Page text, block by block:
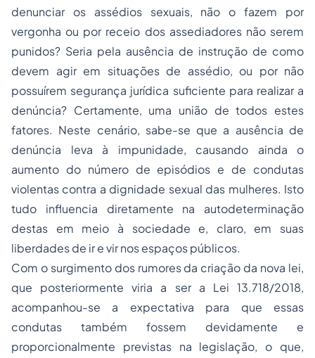
denunciar os assédios sexuais, não o fazem por
vergonha ou por receio dos assediadores não serem
punidos? Seria pela ausência de instrução de como
devem agir em situações de assédio, ou por não
possuírem segurança jurídica suficiente para realizar a
denúncia? Certamente, uma união de todos estes
fatores. Neste cenário, sabe-se que a ausência de
denúncia leva à impunidade, causando ainda o
aumento do número de episódios e de condutas
violentas contra a dignidade sexual das mulheres. Isto
tudo influencia diretamente na autodeterminação
destas em meio à sociedade e, claro, em suas
liberdades de ir e vir nos espaços públicos.
Com o surgimento dos rumores da criação da nova lei,
que posteriormente viria a ser a Lei 13.718/2018,
acompanhou-se a expectativa para que essas
condutas também fossem devidamente e
proporcionalmente previstas na legislação, o que,